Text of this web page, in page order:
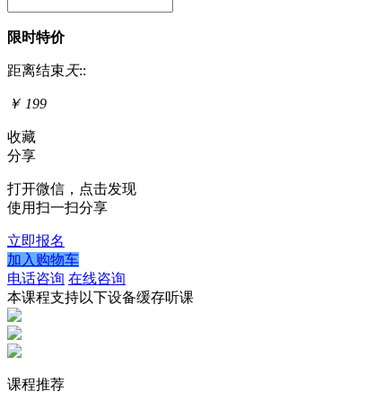
限时特价
距离结束 天::
￥ 199
收藏
分享
打开微信，点击发现
使用扫一扫分享
立即报名
加入购物车
电话咨询 在线咨询
本课程支持以下设备缓存听课
课程推荐